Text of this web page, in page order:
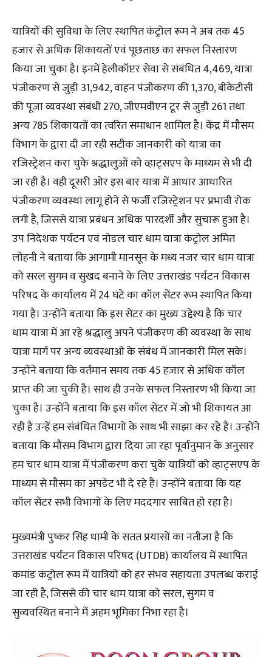
यात्रियों की सुविधा के लिए स्थापित कंट्रोल रूम ने अब तक 45
हजार से अधिक शिकायतों एवं पूछताछ का सफल निस्तारण
किया जा चुका है। इनमें हेलीकॉप्टर सेवा से संबंधित 4,469, यात्रा
पंजीकरण से जुड़ी 31,942, वाहन पंजीकरण की 1,370, बीकेटीसी
की पूजा व्यवस्था संबंधी 270, जीएमवीएन टूर से जुड़ी 261 तथा
अन्य 785 शिकायतों का त्वरित समाधान शामिल है। केंद्र में मौसम
विभाग के द्वारा दी जा रही सटीक जानकारी को यात्रा का
रजिस्ट्रेशन करा चुके श्रद्धालुओं को व्हाट्सएप के माध्यम से भी दी
जा रही है। वही दूसरी ओर इस बार यात्रा में आधार आधारित
पंजीकरण व्यवस्था लागू होने से फर्जी रजिस्ट्रेशन पर प्रभावी रोक
लगी है, जिससे यात्रा प्रबंधन अधिक पारदर्शी और सुचारू हुआ है।
उप निदेशक पर्यटन एवं नोडल चार धाम यात्रा कंट्रोल अमित
लोहनी ने बताया कि आगामी मानसून के मध्य नजर चार धाम यात्रा
को सरल सुगम व सुखद बनाने के लिए उत्तराखंड पर्यटन विकास
परिषद के कार्यालय में 24 घंटे का कॉल सेंटर रूम स्थापित किया
गया है। उन्होंने बताया कि इस सेंटर का मुख्य उद्देश्य है कि चार
धाम यात्रा में आ रहे श्रद्धालु अपने पंजीकरण की व्यवस्था के साथ
यात्रा मार्ग पर अन्य व्यवस्थाओ के संबंध में जानकारी मिल सके।
उन्होंने बताया कि वर्तमान समय तक 45 हज़ार से अधिक कॉल
प्राप्त की जा चुकी है। साथ ही उनके सफल निस्तारण भी किया जा
चुका है। उन्होंने बताया कि इस कॉल सेंटर में जो भी शिकायत आ
रही है उन्हें हम संबंधित विभागों के साथ भी साझा कर रहे हैं। उन्होंने
बताया कि मौसम विभाग द्वारा दिया जा रहा पूर्वानुमान के अनुसार
हम चार धाम यात्रा में पंजीकरण करा चुके यात्रियों को व्हाट्सएप के
माध्यम से मौसम का अपडेट भी दे रहे हैं। उन्होंने बताया कि यह
कॉल सेंटर सभी विभागों के लिए मददगार साबित हो रहा है।
मुख्यमंत्री पुष्कर सिंह धामी के सतत प्रयासों का नतीजा है कि
उत्तराखंड पर्यटन विकास परिषद (UTDB) कार्यालय में स्थापित
कमांड कंट्रोल रूम में यात्रियों को हर संभव सहायता उपलब्ध कराई
जा रही है, जिससे की चार धाम यात्रा को सरल, सुगम व
सुव्यवस्थित बनाने में अहम भूमिका निभा रहा है।